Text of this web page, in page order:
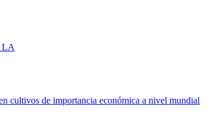
LA
cultivos de importancia económica a nivel mundial